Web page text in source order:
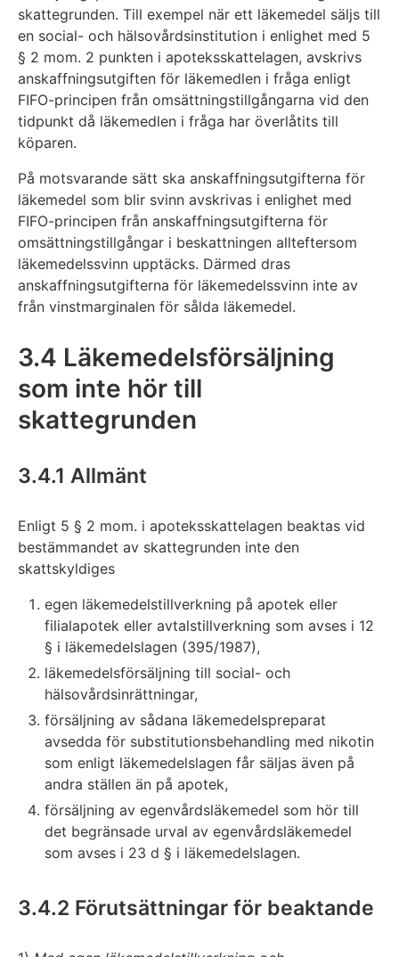
skattegrunden. Till exempel när ett läkemedel säljs till
en social- och hälsovårdsinstitution i enlighet med 5
§ 2 mom. 2 punkten i apoteksskattelagen, avskrivs
anskaffningsutgiften för läkemedlen i fråga enligt
FIFO-principen från omsättningstillgångarna vid den
tidpunkt då läkemedlen i fråga har överlåtits till
köparen.
På motsvarande sätt ska anskaffningsutgifterna för
läkemedel som blir svinn avskrivas i enlighet med
FIFO-principen från anskaffningsutgifterna för
omsättningstillgångar i beskattningen allteftersom
läkemedelssvinn upptäcks. Därmed dras
anskaffningsutgifterna för läkemedelssvinn inte av
från vinstmarginalen för sålda läkemedel.
3.4 Läkemedelsförsäljning
som inte hör till
skattegrunden
3.4.1 Allmänt
Enligt 5 § 2 mom. i apoteksskattelagen beaktas vid
bestämmandet av skattegrunden inte den
skattskyldiges
egen läkemedelstillverkning på apotek eller
filialapotek eller avtalstillverkning som avses i 12
§ i läkemedelslagen (395/1987),
läkemedelsförsäljning till social- och
hälsovårdsinrättningar,
försäljning av sådana läkemedelspreparat
avsedda för substitutionsbehandling med nikotin
som enligt läkemedelslagen får säljas även på
andra ställen än på apotek,
försäljning av egenvårdsläkemedel som hör till
det begränsade urval av egenvårdsläkemedel
som avses i 23 d § i läkemedelslagen.
3.4.2 Förutsättningar för beaktande